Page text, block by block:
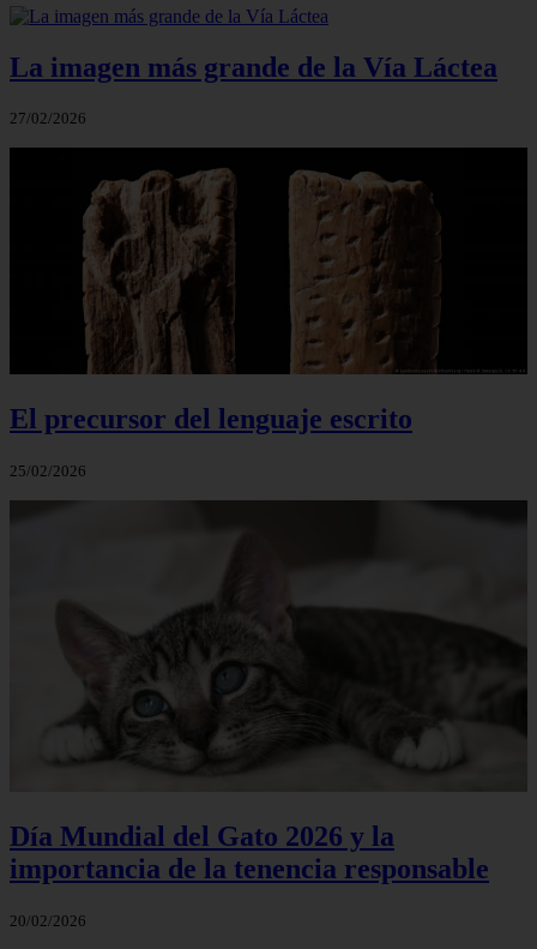
La imagen más grande de la Vía Láctea
27/02/2026
El precursor del lenguaje escrito
25/02/2026
Día Mundial del Gato 2026 y la
importancia de la tenencia responsable
20/02/2026